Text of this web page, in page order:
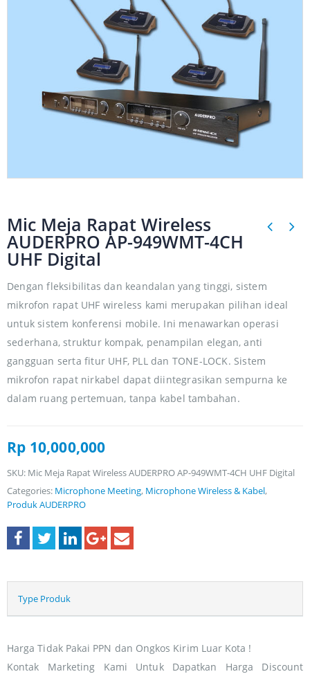
Mic Meja Rapat Wireless
AUDERPRO AP-949WMT-4CH
UHF Digital
Dengan fleksibilitas dan keandalan yang tinggi, sistem
mikrofon rapat UHF wireless kami merupakan pilihan ideal
untuk sistem konferensi mobile. Ini menawarkan operasi
sederhana, struktur kompak, penampilan elegan, anti
gangguan serta fitur UHF, PLL dan TONE-LOCK. Sistem
mikrofon rapat nirkabel dapat diintegrasikan sempurna ke
dalam ruang pertemuan, tanpa kabel tambahan.
Rp 10,000,000
SKU: Mic Meja Rapat Wireless AUDERPRO AP-949WMT-4CH UHF Digital
Categories: Microphone Meeting, Microphone Wireless & Kabel,
Produk AUDERPRO
Type Produk
Harga Tidak Pakai PPN dan Ongkos Kirim Luar Kota !
Kontak Marketing Kami Untuk Dapatkan Harga Discount